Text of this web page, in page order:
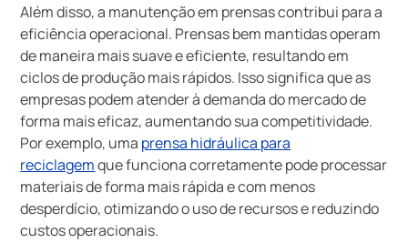
Além disso, a manutenção em prensas contribui para a
eficiência operacional. Prensas bem mantidas operam
de maneira mais suave e eficiente, resultando em
ciclos de produção mais rápidos. Isso significa que as
empresas podem atender à demanda do mercado de
forma mais eficaz, aumentando sua competitividade.
Por exemplo, uma prensa hidráulica para
reciclagemque funciona corretamente pode processar
materiais de forma mais rápida e com menos
desperdício, otimizando o uso de recursos e reduzindo
custos operacionais.